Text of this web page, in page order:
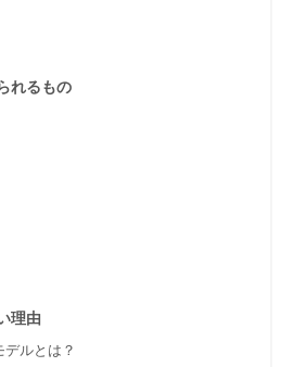
れるもの
理由
デルとは？